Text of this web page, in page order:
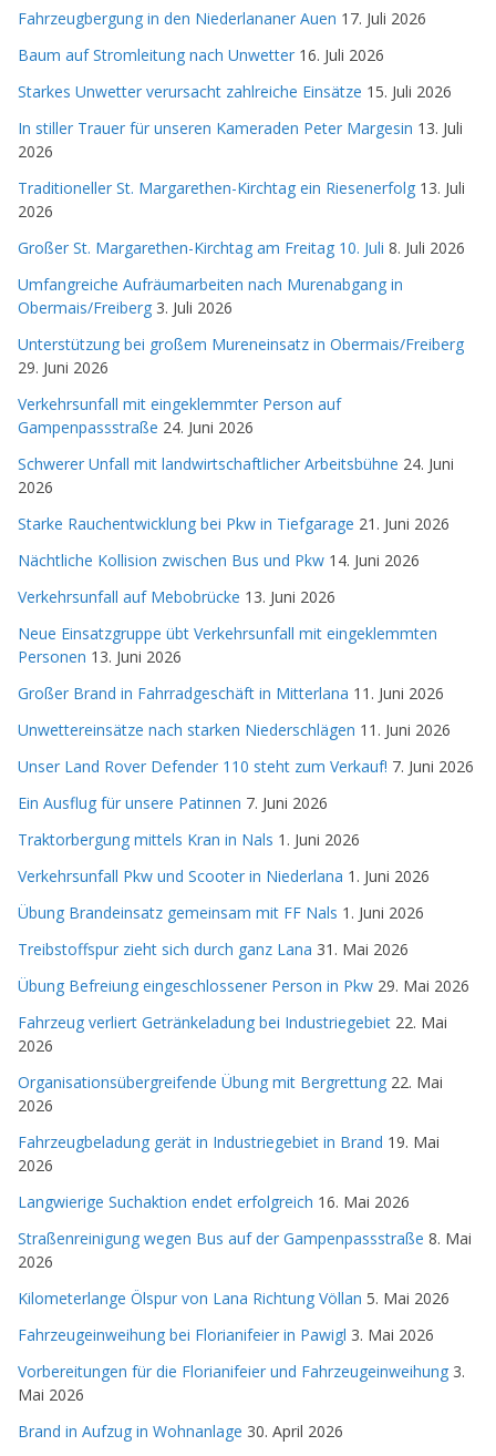
Fahrzeugbergung in den Niederlananer Auen 17. Juli 2026
Baum auf Stromleitung nach Unwetter 16. Juli 2026
Starkes Unwetter verursacht zahlreiche Einsätze 15. Juli 2026
In stiller Trauer für unseren Kameraden Peter Margesin 13. Juli
2026
Traditioneller St. Margarethen-Kirchtag ein Riesenerfolg 13. Juli
2026
Großer St. Margarethen-Kirchtag am Freitag 10. Juli 8. Juli 2026
Umfangreiche Aufräumarbeiten nach Murenabgang in
Obermais/Freiberg 3. Juli 2026
Unterstützung bei großem Mureneinsatz in Obermais/Freiberg
29. Juni 2026
Verkehrsunfall mit eingeklemmter Person auf
Gampenpassstraße 24. Juni 2026
Schwerer Unfall mit landwirtschaftlicher Arbeitsbühne 24. Juni
2026
Starke Rauchentwicklung bei Pkw in Tiefgarage 21. Juni 2026
Nächtliche Kollision zwischen Bus und Pkw 14. Juni 2026
Verkehrsunfall auf Mebobrücke 13. Juni 2026
Neue Einsatzgruppe übt Verkehrsunfall mit eingeklemmten
Personen 13. Juni 2026
Großer Brand in Fahrradgeschäft in Mitterlana 11. Juni 2026
Unwettereinsätze nach starken Niederschlägen 11. Juni 2026
Unser Land Rover Defender 110 steht zum Verkauf! 7. Juni 2026
Ein Ausflug für unsere Patinnen 7. Juni 2026
Traktorbergung mittels Kran in Nals 1. Juni 2026
Verkehrsunfall Pkw und Scooter in Niederlana 1. Juni 2026
Übung Brandeinsatz gemeinsam mit FF Nals 1. Juni 2026
Treibstoffspur zieht sich durch ganz Lana 31. Mai 2026
Übung Befreiung eingeschlossener Person in Pkw 29. Mai 2026
Fahrzeug verliert Getränkeladung bei Industriegebiet 22. Mai
2026
Organisationsübergreifende Übung mit Bergrettung 22. Mai
2026
Fahrzeugbeladung gerät in Industriegebiet in Brand 19. Mai
2026
Langwierige Suchaktion endet erfolgreich 16. Mai 2026
Straßenreinigung wegen Bus auf der Gampenpassstraße 8. Mai
2026
Kilometerlange Ölspur von Lana Richtung Völlan 5. Mai 2026
Fahrzeugeinweihung bei Florianifeier in Pawigl 3. Mai 2026
Vorbereitungen für die Florianifeier und Fahrzeugeinweihung 3.
Mai 2026
Brand in Aufzug in Wohnanlage 30. April 2026